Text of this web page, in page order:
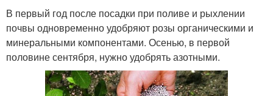
В первый год после посадки при поливе и рыхлении
почвы одновременно удобряют розы органическими и
минеральными компонентами. Осенью, в первой
половине сентября, нужно удобрять азотными.